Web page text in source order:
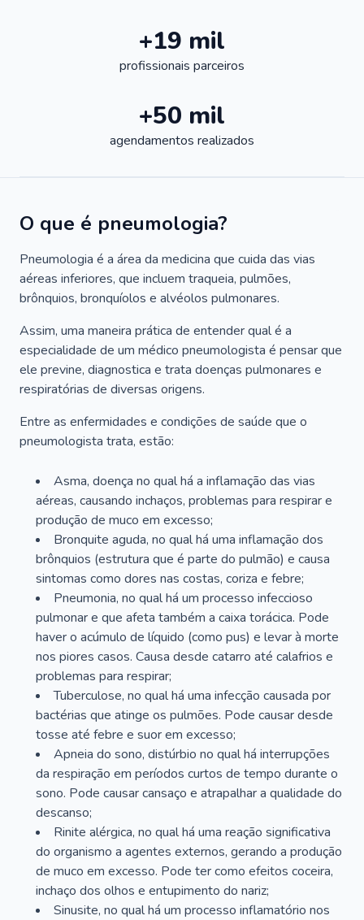
+19 mil
profissionais parceiros
+50 mil
agendamentos realizados
O que é pneumologia?
Pneumologia é a área da medicina que cuida das vias
aéreas inferiores, que incluem traqueia, pulmões,
brônquios, bronquíolos e alvéolos pulmonares.
Assim, uma maneira prática de entender qual é a
especialidade de um médico pneumologista é pensar que
ele previne, diagnostica e trata doenças pulmonares e
respiratórias de diversas origens.
Entre as enfermidades e condições de saúde que o
pneumologista trata, estão:
Asma, doença no qual há a inflamação das vias
aéreas, causando inchaços, problemas para respirar e
produção de muco em excesso;
Bronquite aguda, no qual há uma inflamação dos
brônquios (estrutura que é parte do pulmão) e causa
sintomas como dores nas costas, coriza e febre;
Pneumonia, no qual há um processo infeccioso
pulmonar e que afeta também a caixa torácica. Pode
haver o acúmulo de líquido (como pus) e levar à morte
nos piores casos. Causa desde catarro até calafrios e
problemas para respirar;
Tuberculose, no qual há uma infecção causada por
bactérias que atinge os pulmões. Pode causar desde
tosse até febre e suor em excesso;
Apneia do sono, distúrbio no qual há interrupções
da respiração em períodos curtos de tempo durante o
sono. Pode causar cansaço e atrapalhar a qualidade do
descanso;
Rinite alérgica, no qual há uma reação significativa
do organismo a agentes externos, gerando a produção
de muco em excesso. Pode ter como efeitos coceira,
inchaço dos olhos e entupimento do nariz;
Sinusite, no qual há um processo inflamatório nos